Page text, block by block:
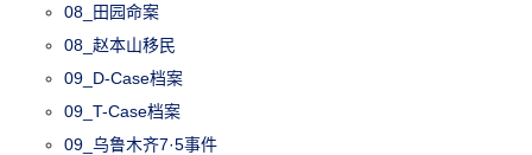
08_田园命案
08_赵本山移民
09_D-Case档案
09_T-Case档案
09_乌鲁木齐7·5事件